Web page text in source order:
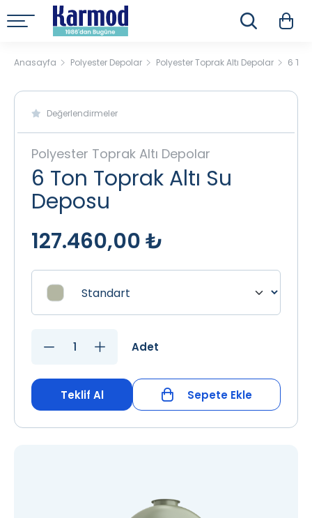
Anasayfa Polyester Depolar Polyester Toprak Altı Depolar 6
Değerlendirmeler
Polyester Toprak Altı Depolar
6 Ton Toprak Altı Su
Deposu
127.460,00 ₺
Adet
Teklif Al Sepete Ekle